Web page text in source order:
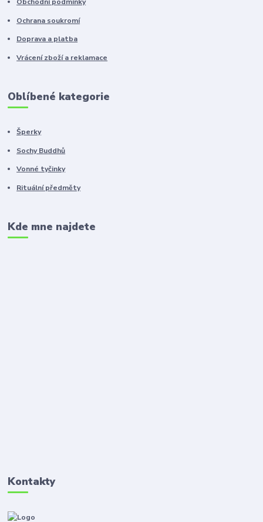
Ochrana soukromí
Doprava a platba
Vrácení zboží a reklamace
Oblíbené kategorie
Šperky
Sochy Buddhů
Vonné tyčinky
Rituální předměty
Kde mne najdete
Kontakty